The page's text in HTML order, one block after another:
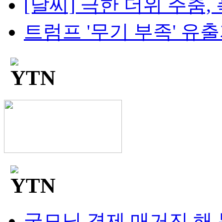
[날씨] 극한 더위 주춤,
트럼프 '무기 부족' 유